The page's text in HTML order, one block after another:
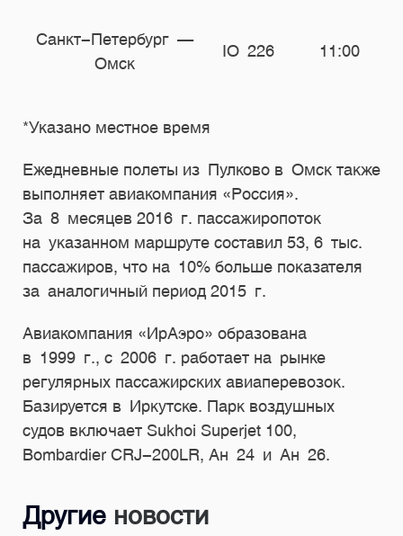
Санкт-Петербург —
Омск
IO 226 11:00
*Указано местное время
Ежедневные полеты из Пулково в Омск также
выполняет авиакомпания «Россия».
За 8 месяцев 2016 г. пассажиропоток
на указанном маршруте составил 53, 6 тыс.
пассажиров, что на 10% больше показателя
за аналогичный период 2015 г.
Авиакомпания «ИрАэро» образована
в 1999 г., с 2006 г. работает на рынке
регулярных пассажирских авиаперевозок.
Базируется в Иркутске. Парк воздушных
судов включает Sukhoi Superjet 100,
Bombardier CRJ-200LR, Ан 24 и Ан 26.
Другие новости